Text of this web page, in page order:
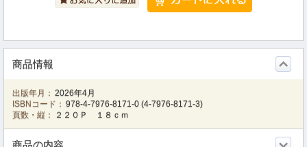
商品情報
出版年月： 2026年4月
ISBNコード： 978-4-7976-8171-0 (4-7976-8171-3)
頁数・縦：
２２０Ｐ １８ｃｍ
商品の内容